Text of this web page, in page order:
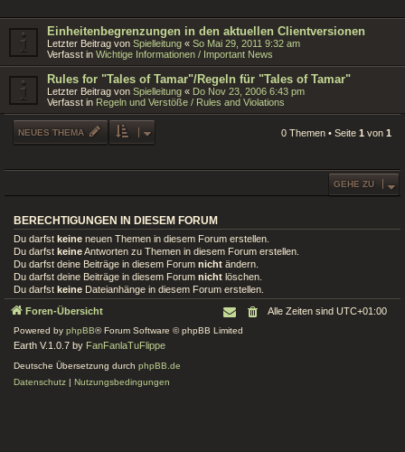
Einheitenbegrenzungen in den aktuellen Clientversionen
Letzter Beitrag von Spielleitung « So Mai 29, 2011 9:32 am
Verfasst in Wichtige Informationen / Important News
Rules for "Tales of Tamar"/Regeln für "Tales of Tamar"
Letzter Beitrag von Spielleitung « Do Nov 23, 2006 6:43 pm
Verfasst in Regeln und Verstöße / Rules and Violations
NEUES THEMA 0 Themen • Seite 1 von 1
GEHE ZU
BERECHTIGUNGEN IN DIESEM FORUM
Du darfst keine neuen Themen in diesem Forum erstellen.
Du darfst keineAntworten zu Themen in diesem Forum erstellen.
Du darfst deine Beiträge in diesem Forum nicht ändern.
Du darfst deine Beiträge in diesem Forum nicht löschen.
Du darfst keine Dateianhänge in diesem Forum erstellen.
Foren-Übersicht Alle Zeiten sind UTC+01:00
Powered by phpBB® Forum Software © phpBB Limited
Earth V.1.0.7 by FanFanlaTuFlippe
Deutsche Übersetzung durch phpBB.de
Datenschutz | Nutzungsbedingungen